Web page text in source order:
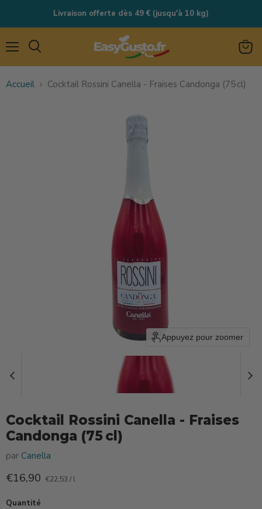
Livraison offerte dès 49 € (jusqu'à 10 kg)
panier
Accueil Cocktail Rossini Canella - Fraises Candonga (75 cl)
Appuyez pour zoomer
Cocktail Rossini Canella - Fraises
Candonga (75 cl)
par Canella
Prix actuel
€16,90 €22,53 /l
Quantité